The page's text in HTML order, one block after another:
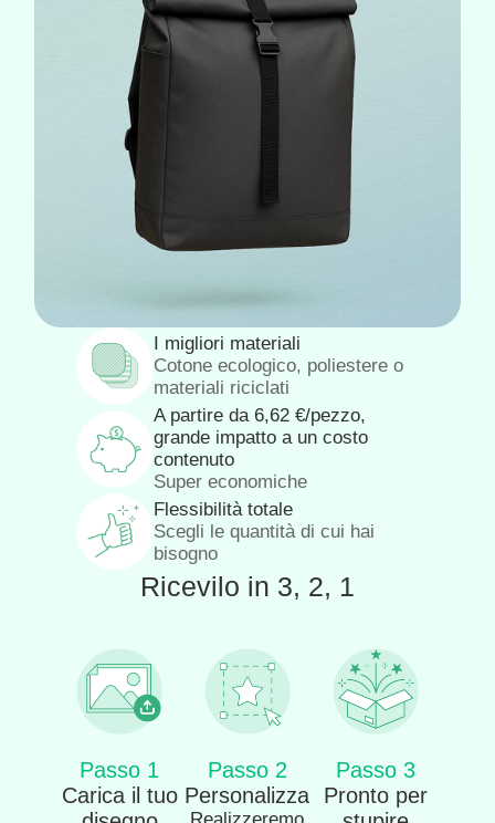
I migliori materiali
Cotone ecologico, poliestere o
materiali riciclati
A partire da 6,62 €/pezzo,
grande impatto a un costo
contenuto
Super economiche
Flessibilità totale
Scegli le quantità di cui hai
bisogno
Ricevilo in 3, 2, 1
Passo 1
Carica il tuo
Passo 2
Personalizza
Passo 3
Pronto per